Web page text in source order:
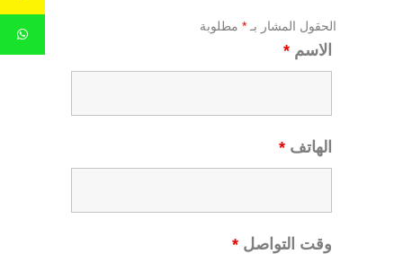
الحقول المشار بـ * مطلوبة
الاسم *
الهاتف *
وقت التواصل *